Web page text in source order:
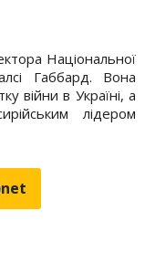
Національної
Габбард. Вона
війни в Україні, а
лідером